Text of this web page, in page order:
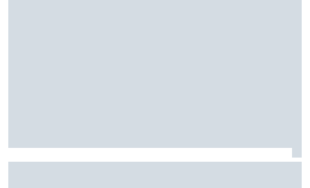
كولتارد: حظ راسل السيئ في موسم 2026 يتجاوز حتى قصة